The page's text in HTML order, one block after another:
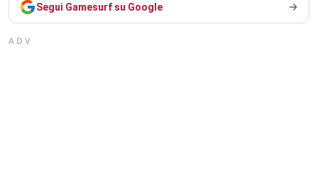
Segui Gamesurf su Google
ADV